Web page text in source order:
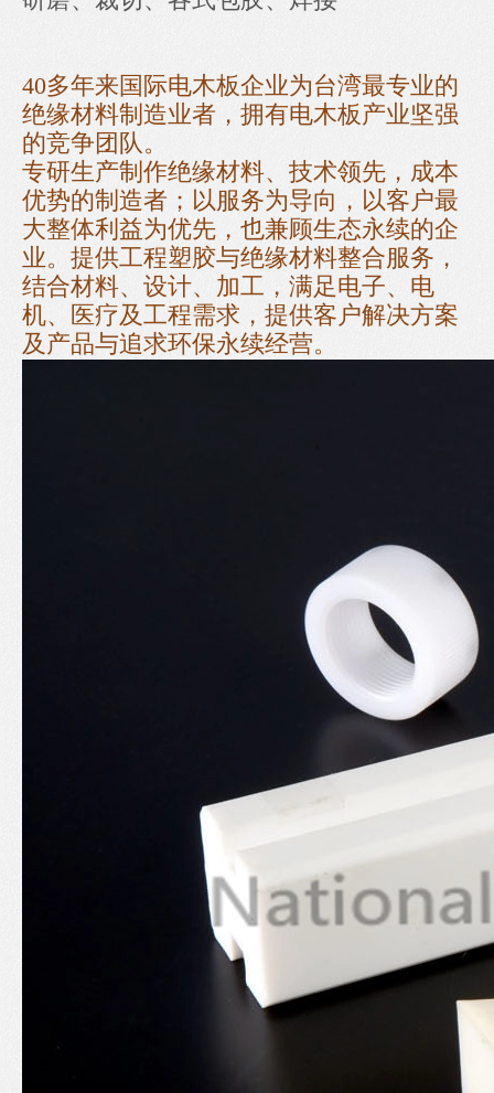
40多年来国际电木板企业为台湾最专业的
绝缘材料制造业者，拥有电木板产业坚强
的竞争团队。
专研生产制作绝缘材料、技术领先，成本
优势的制造者；以服务为导向，以客户最
大整体利益为优先，也兼顾生态永续的企
业。提供工程塑胶与绝缘材料整合服务，
结合材料、设计、加工，满足电子、电
机、医疗及工程需求，提供客户解决方案
及产品与追求环保永续经营。